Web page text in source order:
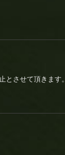
とさせて頂きます。